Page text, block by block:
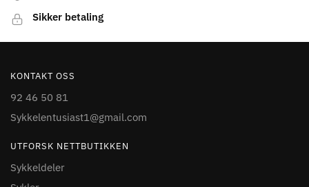
TIL EL-SYKKEL